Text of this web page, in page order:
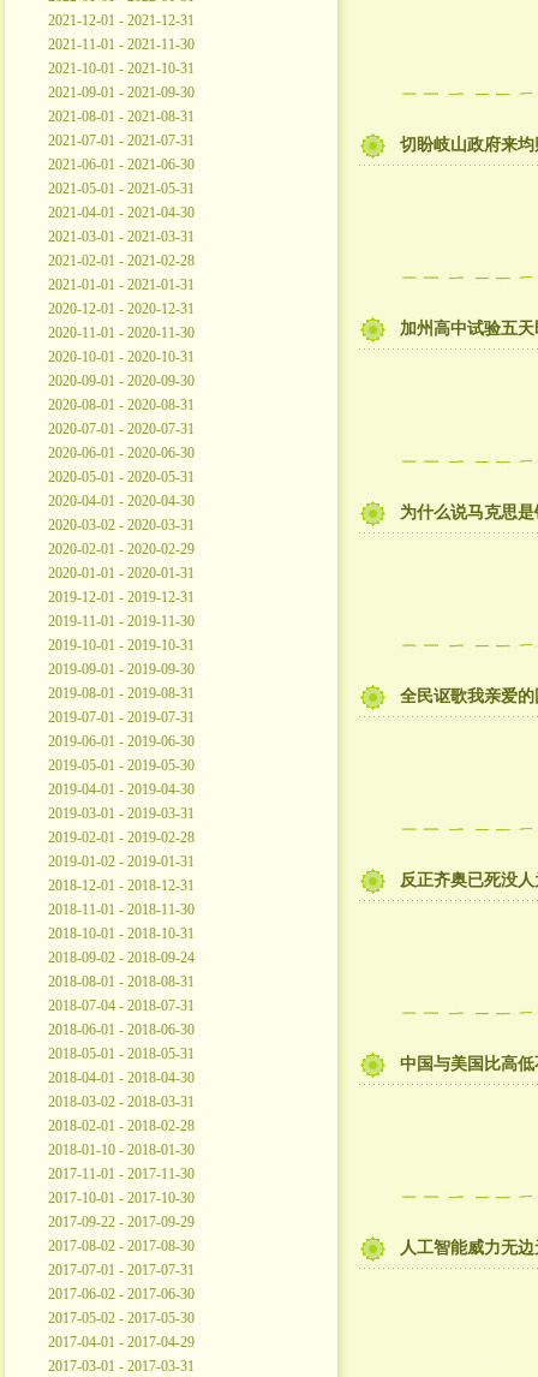
2021-12-01 - 2021-12-31
2021-11-01 - 2021-11-30
2021-10-01 - 2021-10-31
2021-09-01 - 2021-09-30
2021-08-01 - 2021-08-31
2021-07-01 - 2021-07-31
2021-06-01 - 2021-06-30
2021-05-01 - 2021-05-31
2021-04-01 - 2021-04-30
2021-03-01 - 2021-03-31
2021-02-01 - 2021-02-28
2021-01-01 - 2021-01-31
2020-12-01 - 2020-12-31
2020-11-01 - 2020-11-30
2020-10-01 - 2020-10-31
2020-09-01 - 2020-09-30
2020-08-01 - 2020-08-31
2020-07-01 - 2020-07-31
2020-06-01 - 2020-06-30
2020-05-01 - 2020-05-31
2020-04-01 - 2020-04-30
2020-03-02 - 2020-03-31
2020-02-01 - 2020-02-29
2020-01-01 - 2020-01-31
2019-12-01 - 2019-12-31
2019-11-01 - 2019-11-30
2019-10-01 - 2019-10-31
2019-09-01 - 2019-09-30
2019-08-01 - 2019-08-31
2019-07-01 - 2019-07-31
2019-06-01 - 2019-06-30
2019-05-01 - 2019-05-30
2019-04-01 - 2019-04-30
2019-03-01 - 2019-03-31
2019-02-01 - 2019-02-28
2019-01-02 - 2019-01-31
2018-12-01 - 2018-12-31
2018-11-01 - 2018-11-30
2018-10-01 - 2018-10-31
2018-09-02 - 2018-09-24
2018-08-01 - 2018-08-31
2018-07-04 - 2018-07-31
2018-06-01 - 2018-06-30
2018-05-01 - 2018-05-31
2018-04-01 - 2018-04-30
2018-03-02 - 2018-03-31
2018-02-01 - 2018-02-28
2018-01-10 - 2018-01-30
2017-11-01 - 2017-11-30
2017-10-01 - 2017-10-30
2017-09-22 - 2017-09-29
2017-08-02 - 2017-08-30
2017-07-01 - 2017-07-31
2017-06-02 - 2017-06-30
2017-05-02 - 2017-05-30
2017-04-01 - 2017-04-29
2017-03-01 - 2017-03-31
切盼岐山政府来
加州高中试验五
为什么说马克思
全民讴歌我亲爱
反正齐奥已死没
中国与美国比高
人工智能威力无